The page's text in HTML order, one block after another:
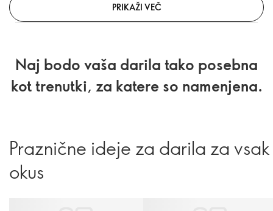
PRIKAŽI VEČ
Naj bodo vaša darila tako posebna
kot trenutki, za katere so namenjena.
Praznične ideje za darila za vsak
okus